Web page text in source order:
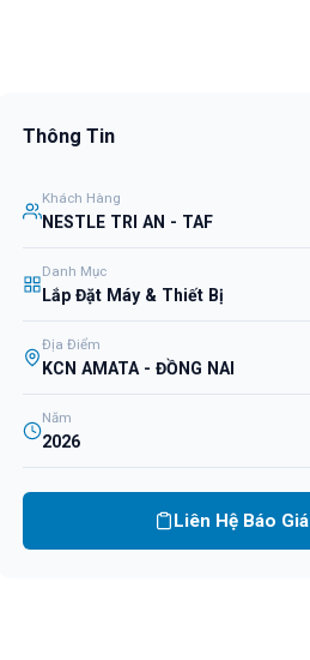
Thông Tin
Khách Hàng
NESTLE TRI AN - TAF
Danh Mục
Lắp Đặt Máy & Thiết Bị
Địa Điểm
KCN AMATA - ĐỒNG NAI
Năm
2026
Liên Hệ Báo Giá